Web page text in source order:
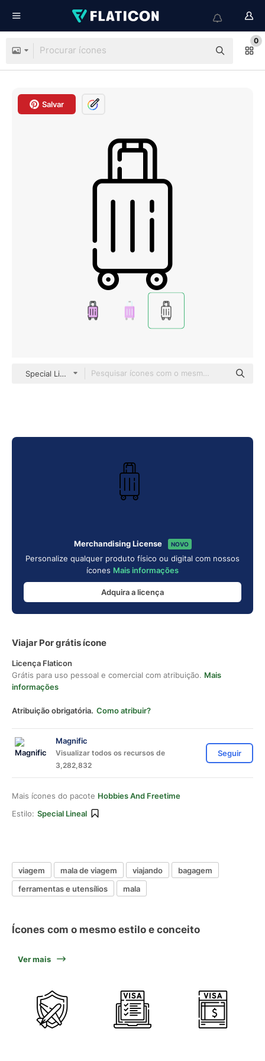
0
Salvar
Special Lineal
Merchandising License NOVO
Personalize qualquer produto físico ou digital com nossos
ícones Mais informações
Adquira a licença
Viajar Por grátis ícone
Licença Flaticon
Grátis para uso pessoal e comercial com atribuição. Mais
informações
Atribuição obrigatória. Como atribuir?
Magnific
Visualizar todos os recursos de
3,282,832
Seguir
Mais ícones do pacote Hobbies And Freetime
Estilo: Special Lineal
viagem mala de viagem viajando
bagagem
ferramentas e utensílios
mala
Ícones com o mesmo estilo e conceito
Ver mais